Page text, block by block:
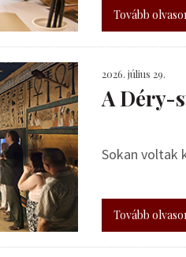
Tovább
2026. július 29.
A Déry-
Sokan voltak
Tovább